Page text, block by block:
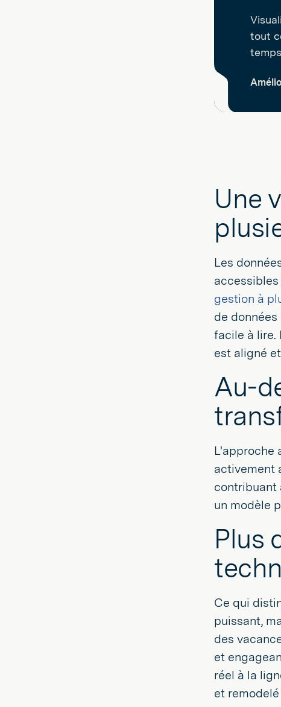
tout
Une
Les
gestion à
de
facile à lire.
est aligné
Au-
L'approche
activement
contribuant
un modèle
Plus
Ce qui
puissant,
des
et
réel à la
et